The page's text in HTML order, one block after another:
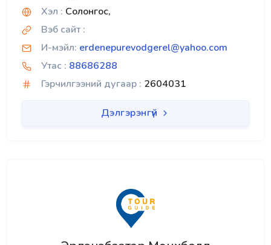
Хэл : Солонгос,
Вэб сайт :
И-мэйл: erdenepurevodgerel@yahoo.com
Утас : 88686288
Гэрчилгээний дугаар : 2604031
Дэлгэрэнгүй